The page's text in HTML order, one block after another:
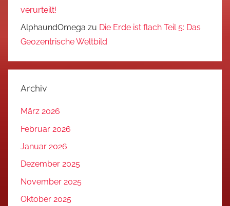
verurteilt!
AlphaundOmega zu Die Erde ist flach Teil 5: Das
Geozentrische Weltbild
Archiv
März 2026
Februar 2026
Januar 2026
Dezember 2025
November 2025
Oktober 2025